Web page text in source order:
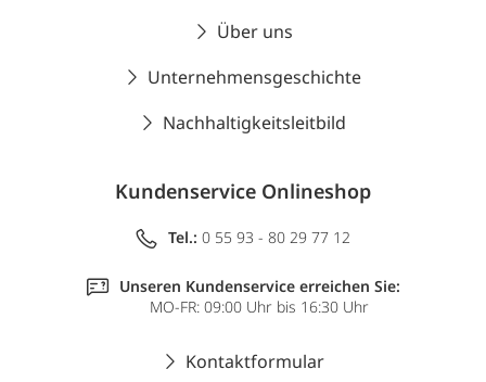
Über uns
Unternehmensgeschichte
Nachhaltigkeitsleitbild
Kundenservice Onlineshop
Tel.: 0 55 93 - 80 29 77 12
Unseren Kundenservice erreichen Sie:
MO-FR: 09:00 Uhr bis 16:30 Uhr
Kontaktformular